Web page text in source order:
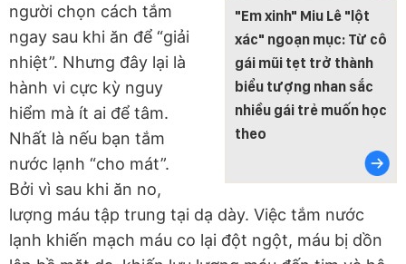
"Em xinh" Miu Lê "lột
xác" ngoạn mục: Từ cô
gái mũi tẹt trở thành
biểu tượng nhan sắc
nhiều gái trẻ muốn học
theo
người chọn cách tắm
ngay sau khi ăn để “giải
nhiệt”. Nhưng đây lại là
hành vi cực kỳ nguy
hiểm mà ít ai để tâm.
Nhất là nếu bạn tắm
nước lạnh “cho mát”.
Bởi vì sau khi ăn no,
lượng máu tập trung tại dạ dày. Việc tắm nước
lạnh khiến mạch máu co lại đột ngột, máu bị dồn